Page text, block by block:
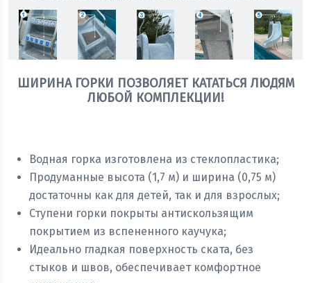
ШИРИНА ГОРКИ ПОЗВОЛЯЕТ КАТАТЬСЯ ЛЮДЯМ
ЛЮБОЙ КОМПЛЕКЦИИ!
Водная горка изготовлена из стеклопластика;
Продуманные высота (1,7 м) и ширина (0,75 м)
достаточны как для детей, так и для взрослых;
Ступени горки покрыты антискользящим
покрытием из вспененного каучука;
Идеально гладкая поверхность ската, без
стыков и швов, обеспечивает комфортное